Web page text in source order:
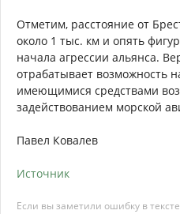
Отметим, расстояние от
около 1 тыс. км и опять
начала агрессии альянса.
отрабатывает возможность
имеющимися средствами
задействованием морской
Павел Ковалев
Источник
Если вы заметили ошибку в